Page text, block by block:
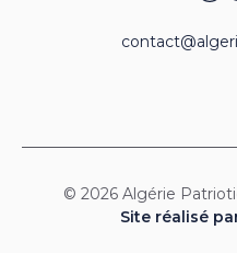
© 2026 Algérie
Site réalisé